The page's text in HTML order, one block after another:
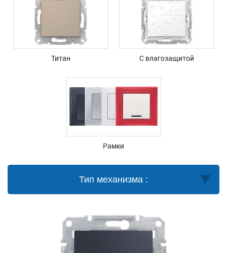
Титан С влагозащитой
Рамки
Тип механизма :